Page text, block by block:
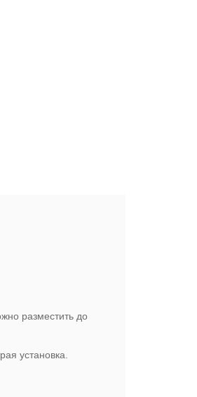
разместить до
установка.